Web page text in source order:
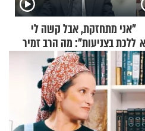
"אני מתחזקת, אבל קשה לי
ללכת בצניעות": מה הרב זמיר
כהן המליץ לה לעשות?